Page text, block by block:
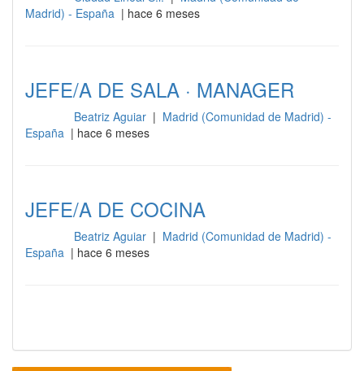
Madrid) - España | hace 6 meses
JEFE/A DE SALA · MANAGER
Beatriz Aguiar | Madrid (Comunidad de Madrid) -
España | hace 6 meses
JEFE/A DE COCINA
Beatriz Aguiar | Madrid (Comunidad de Madrid) -
España | hace 6 meses